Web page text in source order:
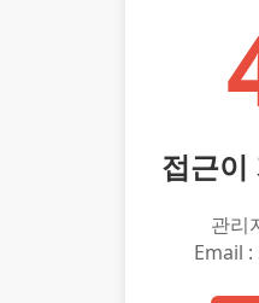
접근이
관리
Email